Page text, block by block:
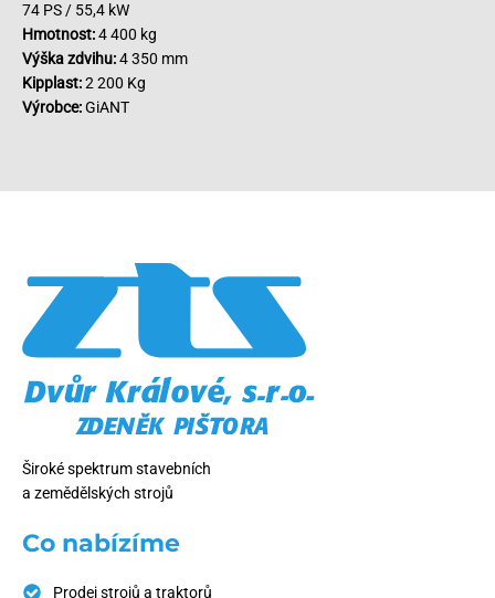
74 PS / 55,4 kW
Hmotnost:4 400 kg
Výška zdvihu:4 350 mm
Kipplast:2 200 Kg
Výrobce:GiANT
Široké spektrum stavebních
a zemědělských strojů
Co nabízíme
Prodej strojů a traktorů